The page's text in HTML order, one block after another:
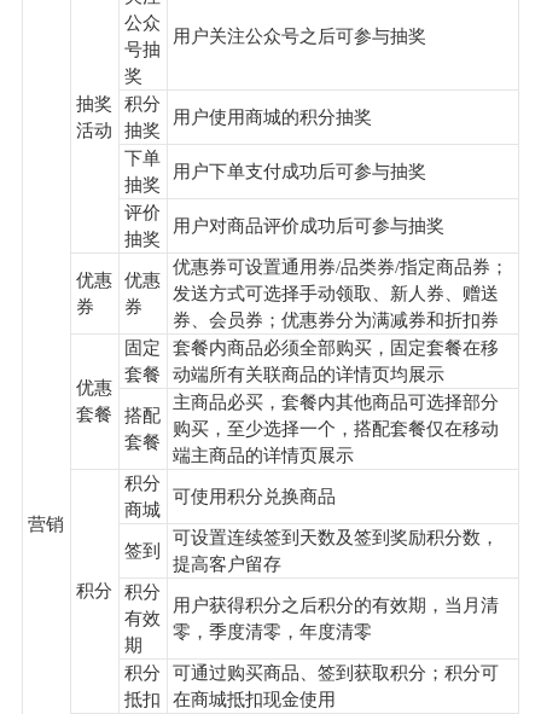
营销
抽奖
活动
公众
号抽
奖
用户关注公众号之后可参与抽奖
积分
抽奖
用户使用商城的积分抽奖
下单
抽奖
用户下单支付成功后可参与抽奖
评价
抽奖
用户对商品评价成功后可参与抽奖
优惠
券
优惠
券
优惠券可设置通用券/品类券/指定商品券；
发送方式可选择手动领取、新人券、赠送
券、会员券；优惠券分为满减券和折扣券
优惠
套餐
固定
套餐
套餐内商品必须全部购买，固定套餐在移
动端所有关联商品的详情页均展示
搭配
套餐
主商品必买，套餐内其他商品可选择部分
购买，至少选择一个，搭配套餐仅在移动
端主商品的详情页展示
积分
积分
商城
可使用积分兑换商品
签到
可设置连续签到天数及签到奖励积分数，
提高客户留存
积分
有效
期
用户获得积分之后积分的有效期，当月清
零，季度清零，年度清零
积分
抵扣
可通过购买商品、签到获取积分；积分可
在商城抵扣现金使用